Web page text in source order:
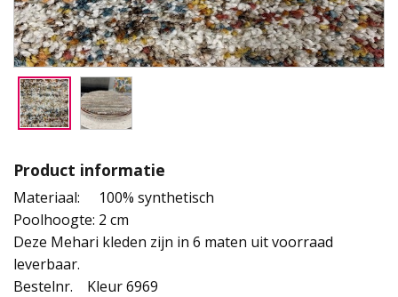
Product informatie
Materiaal:
100% synthetisch
Poolhoogte: 2 cm
Deze Mehari kleden zijn in 6 maten uit voorraad
leverbaar.
Bestelnr. Kleur 6969